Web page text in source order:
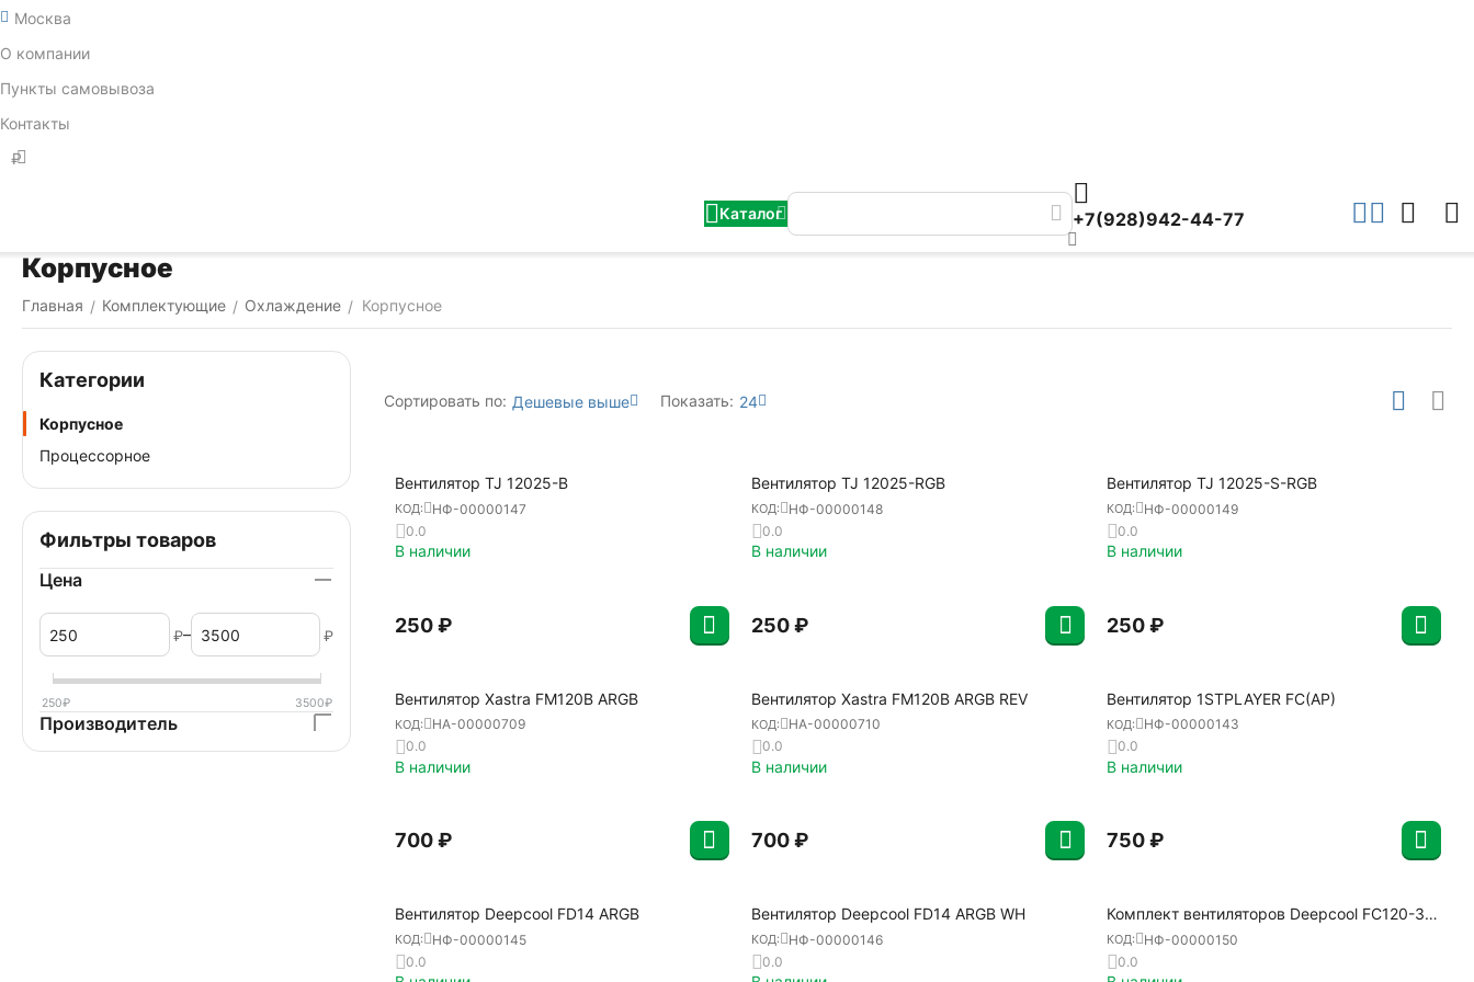
Москва
О компании
Пункты самовывоза
Контакты
₽
Каталог +7(928)942-44-77
Корпусное
Главная / Комплектующие / Охлаждение / Корпусное
Сортировать по: Дешевые выше Показать: 24
Вентилятор TJ 12025-B
КОД:
НФ-00000147
0.0
В наличии
‍250‍₽
Вентилятор TJ 12025-RGB
КОД:
НФ-00000148
0.0
В наличии
‍250‍ ₽
Вентилятор TJ 12025-S-RGB
КОД:
НФ-00000149
0.0
В наличии
‍250‍ ₽
Вентилятор Xastra FM120B ARGB
КОД:
НА-00000709
0.0
В наличии
‍700‍₽
Вентилятор Xastra FM120B ARGB REV
КОД:
НА-00000710
0.0
В наличии
‍700‍ ₽
Вентилятор 1STPLAYER FC(AP)
КОД:
НФ-00000143
0.0
В наличии
‍750‍ ₽
Вентилятор Deepcool FD14 ARGB
КОД:
НФ-00000145
0.0
Вентилятор Deepcool FD14 ARGB WH
КОД:
НФ-00000146
0.0
Комплект вентиляторов Deepcool FC120-3-
IN-1
КОД:
НФ-00000150
0.0
Категории
Корпусное
Процессорное
Фильтры товаров
Цена
₽– ₽
250₽ 3500₽
Производитель